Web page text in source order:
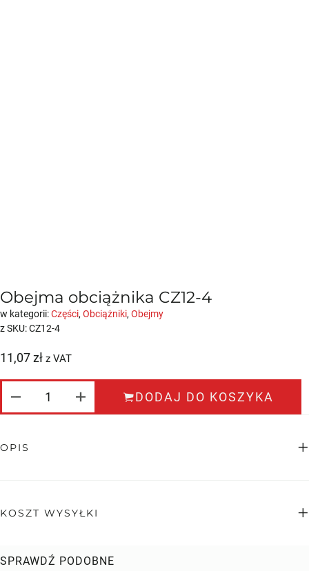
Obejma obciążnika CZ12-4
w kategorii:Części, Obciążniki, Obejmy
z SKU:CZ12-4
11,07zł z VAT
DODAJ DO KOSZYKA
OPIS
KOSZT WYSYŁKI
SPRAWDŹ PODOBNE